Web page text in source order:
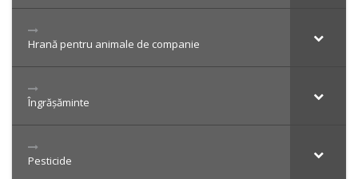
Hrană pentru animale de companie
Îngrășăminte
Pesticide